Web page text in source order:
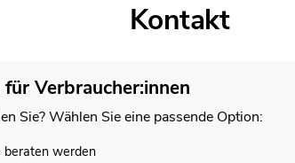
Kontakt
für Verbraucher:innen
Sie? Wählen Sie eine passende Option:
beraten werden